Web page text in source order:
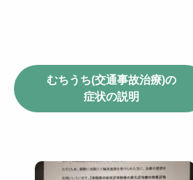
むちうち(交通事故治療)の
症状の説明